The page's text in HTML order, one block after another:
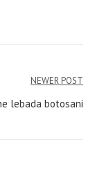
NEWER POST
lebada botosani